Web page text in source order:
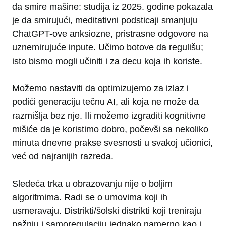
da smire mašine: studija iz 2025. godine pokazala
je da smirujući, meditativni podsticaji smanjuju
ChatGPT-ove anksiozne, pristrasne odgovore na
uznemirujuće inpute. Učimo botove da regulišu;
isto bismo mogli učiniti i za decu koja ih koriste.
Možemo nastaviti da optimizujemo za izlaz i
podići generaciju tečnu AI, ali koja ne može da
razmišlja bez nje. Ili možemo izgraditi kognitivne
mišiće da je koristimo dobro, počevši sa nekoliko
minuta dnevne prakse svesnosti u svakoj učionici,
već od najranijih razreda.
Sledeća trka u obrazovanju nije o boljim
algoritmima. Radi se o umovima koji ih
usmeravaju. Distrikti/šolski distrikti koji treniraju